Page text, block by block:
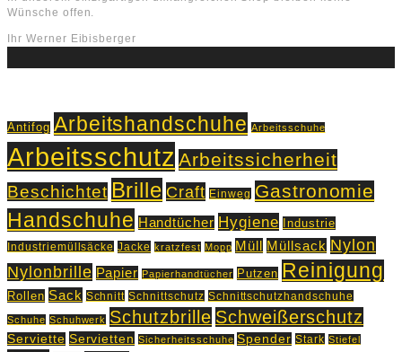
Wünsche offen.
Ihr Werner Eibisberger
Antifog Arbeitshandschuhe Arbeitsschuhe
Arbeitsschutz Arbeitssicherheit
Beschichtet Brille Craft Einweg Gastronomie
Handschuhe Handtücher Hygiene Industrie
Industriemüllsäcke Jacke kratzfest Mopp Müll Müllsack Nylon
Nylonbrille Papier Papierhandtücher Putzen Reinigung
Rollen Sack Schnitt Schnittschutz Schnittschutzhandschuhe
Schuhe Schuhwerk Schutzbrille Schweißerschutz
Serviette Servietten Sicherheitsschuhe Spender Stark Stiefel